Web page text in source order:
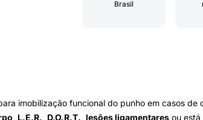
Brasil
imobilização funcional do punho em casos
, L.E.R., D.O.R.T., lesões ligamentares ou